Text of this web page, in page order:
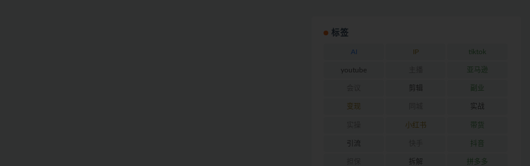
标签
AI IP tiktok
youtube 亚马逊
剪辑 副业
变现 实战
小红书 带货
引流 抖音
拆解 拼多多